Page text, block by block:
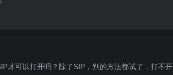
才可以打开吗？除了SIP，别的方法都试了，打不开